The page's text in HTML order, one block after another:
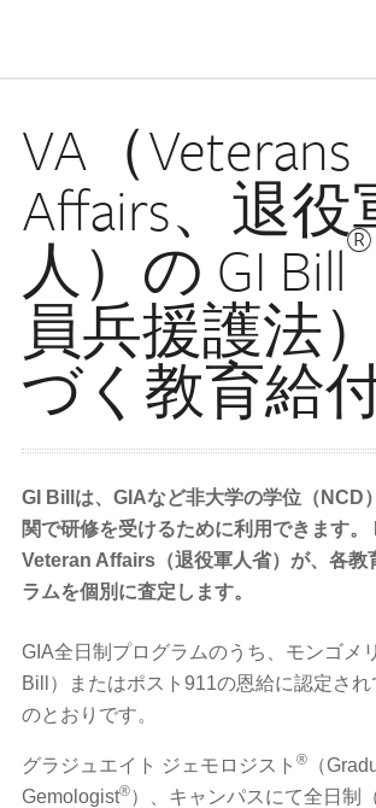
VA（Veterans
Affairs、退役
人）の GI Bill®
員兵援護法
づく教育給
GI Billは、GIAなど非大学の学位（NCD
関で研修を受けるために利用できます。
Veteran Affairs（退役軍人省）が、各教
ラムを個別に査定します。
GIA全日制プログラムのうち、モンゴメ
Bill）またはポスト911の恩給に認定さ
のとおりです。
グラジュエイト ジェモロジスト ®
（
Gemologist®）、キャンパスにて全日制